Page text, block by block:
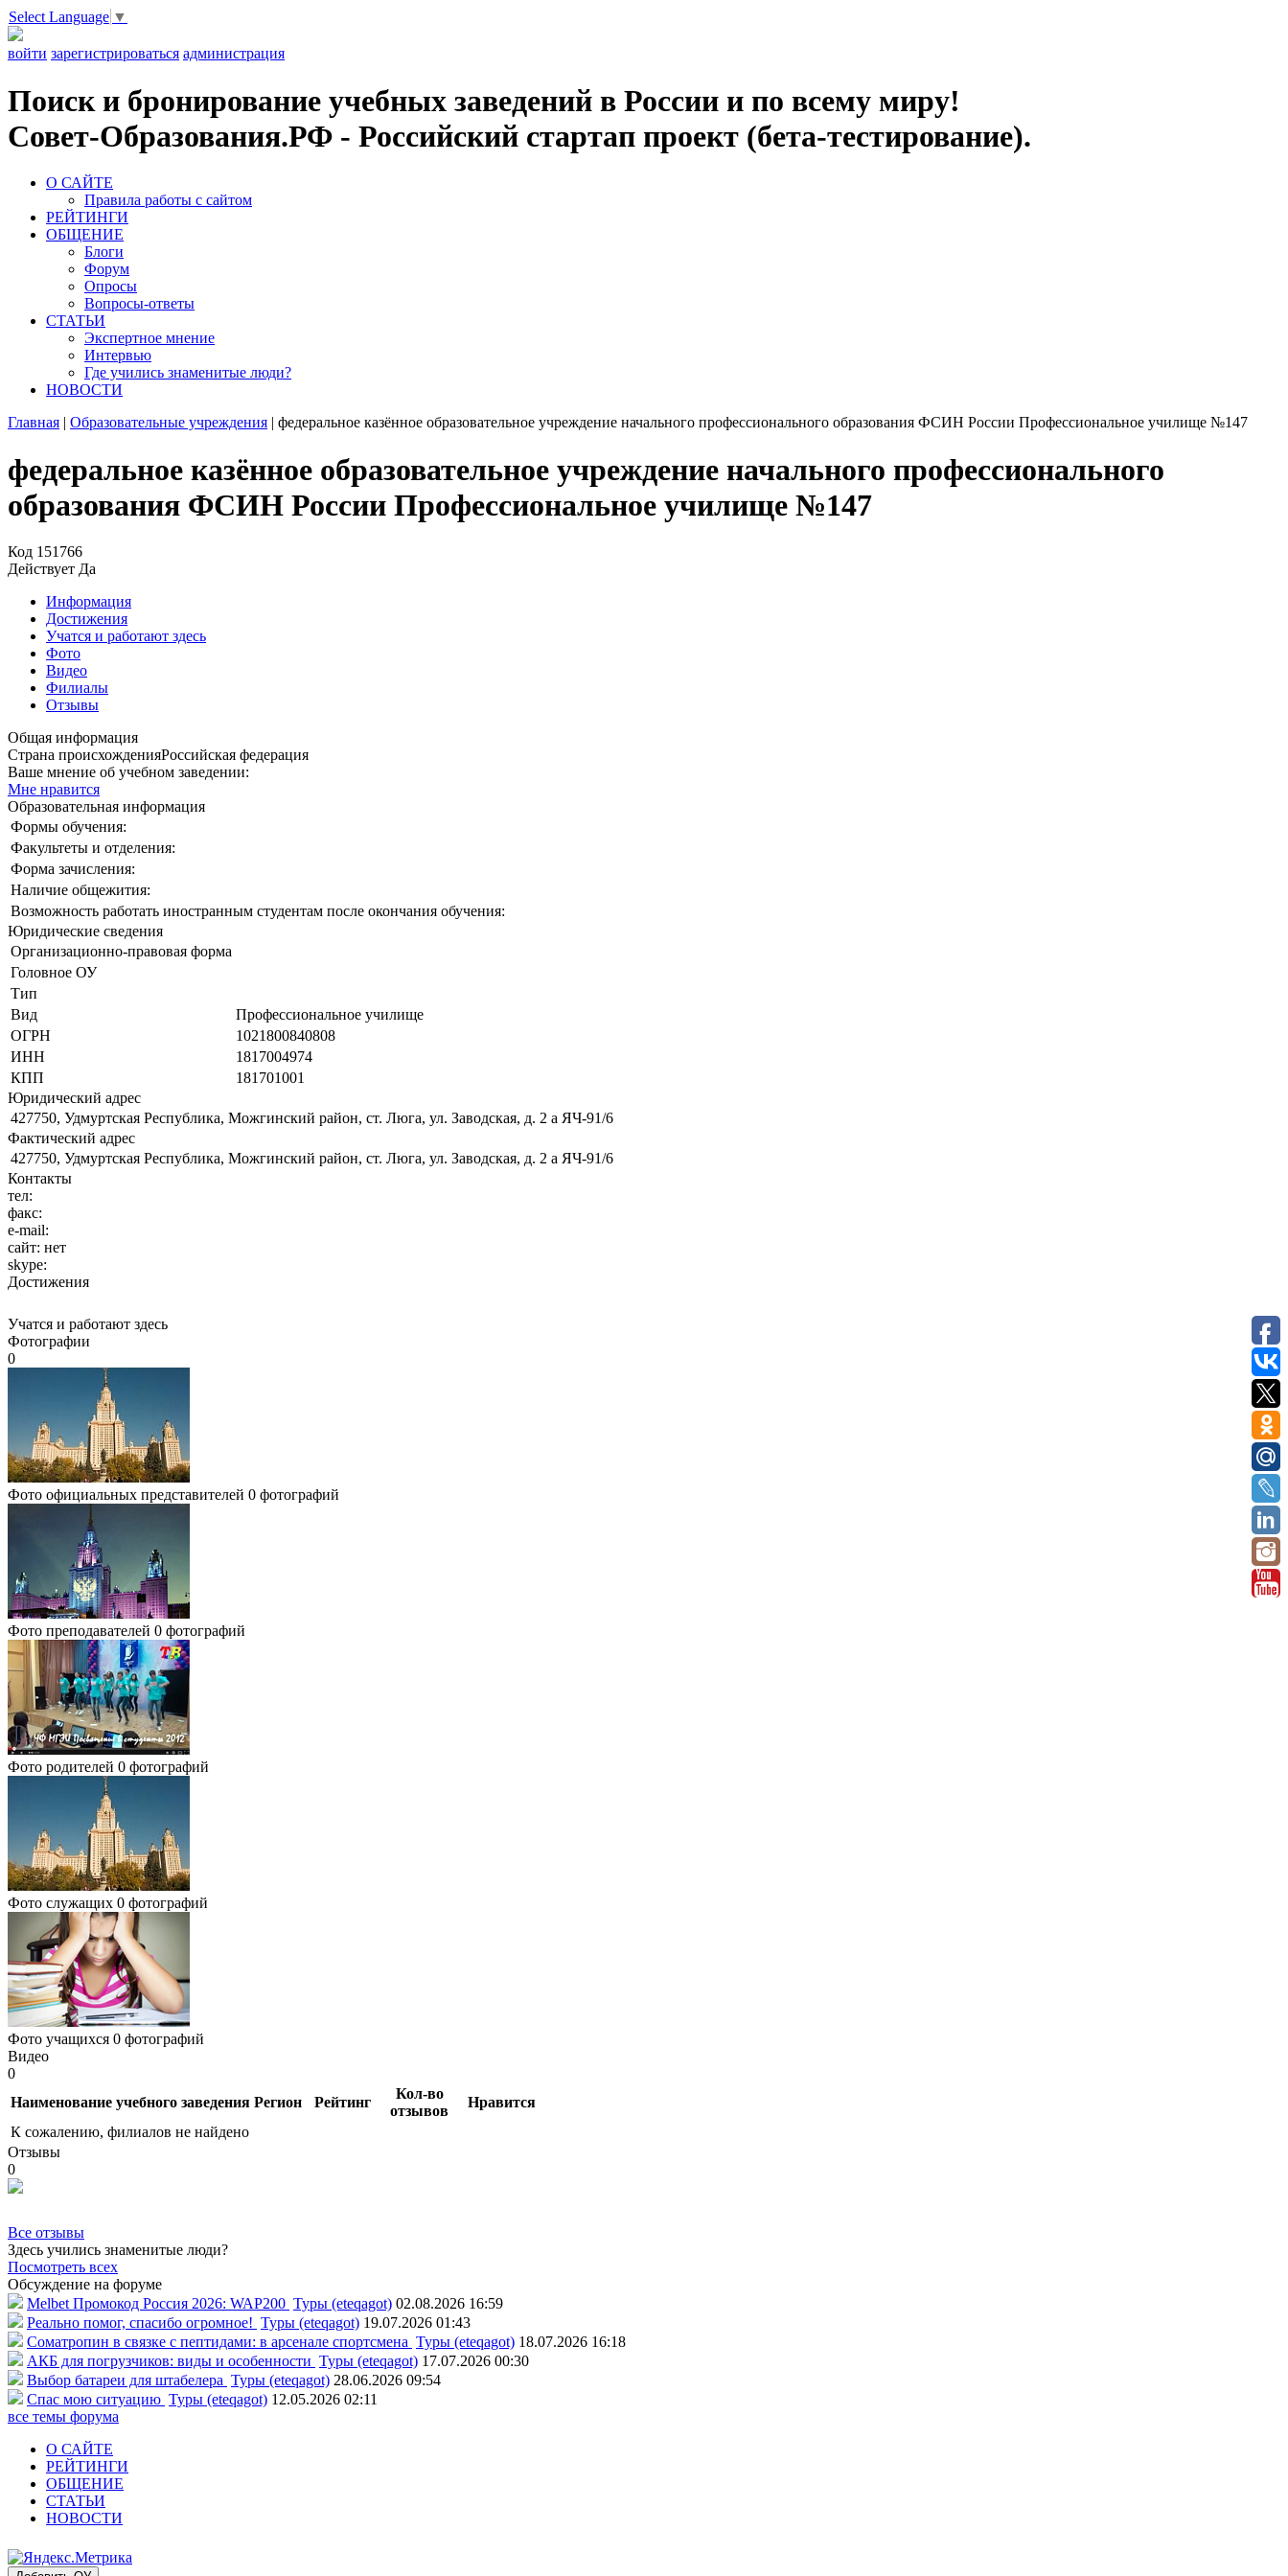
Select Language ▼
войти зарегистрироваться администрация
Поиск и бронирование учебных заведений в России и по всему миру!
Совет-Образования.РФ - Российский стартап проект (бета-тестирование).
О САЙТЕ
Правила работы с сайтом
РЕЙТИНГИ
ОБЩЕНИЕ
Блоги
Форум
Опросы
Вопросы-ответы
СТАТЬИ
Экспертное мнение
Интервью
Где учились знаменитые люди?
НОВОСТИ
Главная | Образовательные учреждения | федеральное казённое образовательное учреждение начального профессионального образования ФСИН России Профессиональное училище №147
федеральное казённое образовательное учреждение начального профессионального
образования ФСИН России Профессиональное училище №147
Код 151766
Действует Да
Информация
Достижения
Учатся и работают здесь
Фото
Видео
Филиалы
Отзывы
Общая информация
Страна происхожденияРоссийская федерация
Ваше мнение об учебном заведении:
Мне нравится
Образовательная информация
Формы обучения:
Факультеты и отделения:
Форма зачисления:
Наличие общежития:
Возможность работать иностранным студентам после окончания обучения:
Юридические сведения
Организационно-правовая форма
Головное ОУ
Тип
Вид
Профессиональное училище
ОГРН
1021800840808
ИНН
1817004974
КПП
181701001
Юридический адрес
427750, Удмуртская Республика, Можгинский район, ст. Люга, ул. Заводская, д. 2 а ЯЧ-91/6
Фактический адрес
427750, Удмуртская Республика, Можгинский район, ст. Люга, ул. Заводская, д. 2 а ЯЧ-91/6
Контакты
тел:
факс:
e-mail:
сайт: нет
skype:
Достижения
Учатся и работают здесь
Фотографии
0
Фото официальных представителей 0 фотографий
Фото преподавателей 0 фотографий
Фото родителей 0 фотографий
Фото служащих 0 фотографий
Фото учащихся 0 фотографий
Видео
0
Наименование учебного заведения Регион Рейтинг
Кол-во
отзывов
Нравится
К сожалению, филиалов не найдено
Отзывы
0
Все отзывы
Здесь учились знаменитые люди?
Посмотреть всех
Обсуждение на форуме
Melbet Промокод Россия 2026: WAP200 Туры (eteqagot) 02.08.2026 16:59
Реально помог, спасибо огромное! Туры (eteqagot) 19.07.2026 01:43
Соматропин в связке с пептидами: в арсенале спортсмена Туры (eteqagot) 18.07.2026 16:18
АКБ для погрузчиков: виды и особенности Туры (eteqagot) 17.07.2026 00:30
Выбор батареи для штабелера Туры (eteqagot) 28.06.2026 09:54
Спас мою ситуацию Туры (eteqagot) 12.05.2026 02:11
все темы форума
О САЙТЕ
РЕЙТИНГИ
ОБЩЕНИЕ
СТАТЬИ
НОВОСТИ